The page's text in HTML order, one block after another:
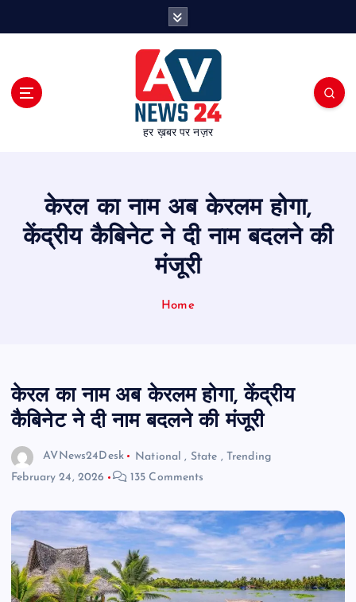
हर ख़बर पर नज़र
केरल का नाम अब केरलम होगा,
केंद्रीय कैबिनेट ने दी नाम बदलने की
मंजूरी
Home
केरल का नाम अब केरलम होगा, केंद्रीय
कैबिनेट ने दी नाम बदलने की मंजूरी
AVNews24Desk National , State , Trending
February 24, 2026
135 Comments